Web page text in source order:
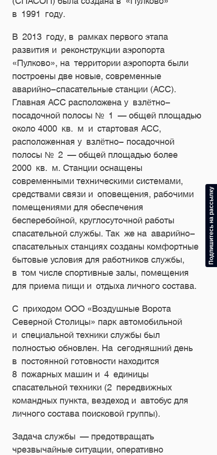
в 1991 году.
В 2013 году, в рамках первого этапа
развития и реконструкции аэропорта
«Пулково», на территории аэропорта были
построены две новые, современные
аварийно-спасательные станции (АСС).
Главная АСС расположена у взлётно-
посадочной полосы № 1 — общей площадью
около 4000 кв. м и стартовая АСС,
расположенная у взлётно- посадочной
полосы № 2 — общей площадью более
2000 кв. м. Станции оснащены
современными техническими системами,
средствами связи и оповещения, рабочими
помещениями для обеспечения
бесперебойной, круглосуточной работы
спасательной службы. Так же на аварийно-
спасательных станциях созданы комфортные
бытовые условия для работников службы,
в том числе спортивные залы, помещения
для приема пищи и отдыха личного состава.
С приходом ООО «Воздушные Ворота
Северной Столицы» парк автомобильной
и специальной техники службы был
полностью обновлен. На сегодняшний день
в постоянной готовности находится
8 пожарных машин и 4 единицы
спасательной техники (2 передвижных
командных пункта, вездеход и автобус для
личного состава поисковой группы).
Задача службы — предотвращать
чрезвычайные ситуации, оперативно
Подпишитесь на рассылку